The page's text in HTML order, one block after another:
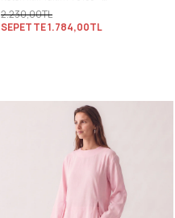
2.230,00TL
SEPETTE1.784,00TL